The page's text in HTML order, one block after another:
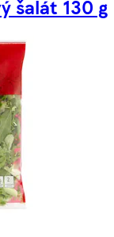
šalát 130 g